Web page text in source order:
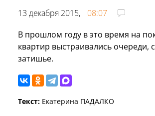
13 декабря 2015,
08:07
В прошлом году в это время на
квартир выстраивались очереди,
затишье.
Текст: Екатерина ПАДАЛКО